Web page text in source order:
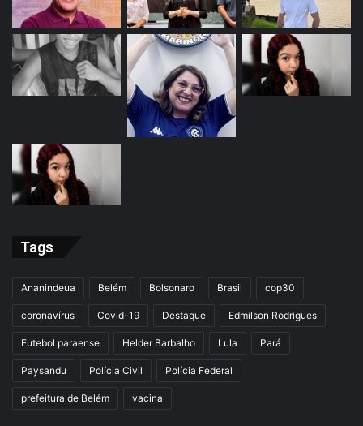
Tags
Ananindeua Belém Bolsonaro Brasil cop30
coronavírus Covid-19 Destaque Edmilson Rodrigues
Futebol paraense Helder Barbalho Lula Pará
Paysandu Polícia Civil Polícia Federal
prefeitura de Belém vacina